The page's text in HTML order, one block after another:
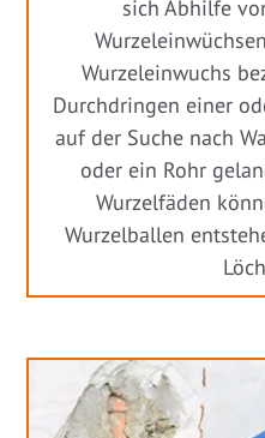
sich Abhilfe
Wurzeleinwuchs
Durchdringen einer
auf der Suche nach
oder ein Rohr
Wurzelfäden
Wurzelballen